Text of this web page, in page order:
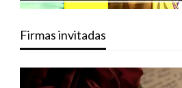
Firmas invitadas